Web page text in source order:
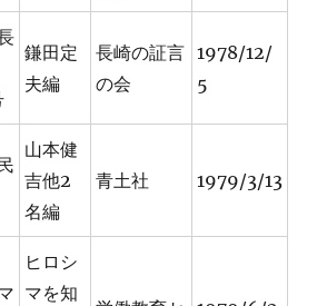
鎌田定
夫編
長崎の証言
の会
1978/12/
5
山本健
吉他2
名編
青土社 1979/3/13
ヒロシ
マを知